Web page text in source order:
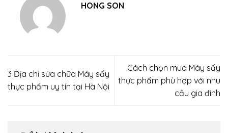
HONG SON
3 Địa chỉ sửa chữa Máy sấy
thực phẩm uy tín tại Hà Nội
Cách chọn mua Máy sấy
thực phẩm phù hợp với nhu
cầu gia đình